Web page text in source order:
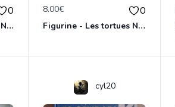
0
Figurine - Les tortues Ninja - Michaelangelo
8.00€ 0
Figurine - Les tortues Ninja - Leonardo
cyl20